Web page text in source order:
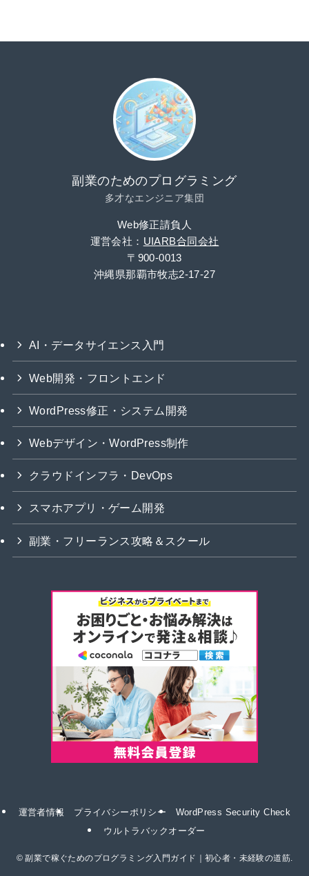
副業のためのプログラミング
多才なエンジニア集団
Web修正請負人
運営会社： UIARB合同会社
〒900-0013
沖縄県那覇市牧志2-17-27
AI・データサイエンス入門
Web開発・フロントエンド
WordPress修正・システム開発
Webデザイン・WordPress制作
クラウドインフラ・DevOps
スマホアプリ・ゲーム開発
副業・フリーランス攻略＆スクール
運営者情報 プライバシーポリシー
WordPress Security Check
ウルトラバックオーダー
© 副業で稼ぐためのプログラミング入門ガイド｜初心者・未経験の道筋.